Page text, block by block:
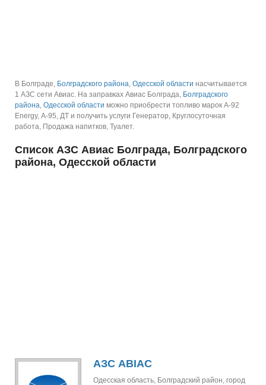
В Болграде, Болградского района, Одесской области насчитывается
1 АЗС сети Авиас. На заправках Авиас Болграда, Болградского
района, Одесской области можно приобрести топливо марок А-92
Energy, А-95, ДТ и получить услуги Генератор, Круглосуточная
работа, Продажа напитков, Туалет.
Список АЗС Авиас Болграда, Болградского
района, Одесской области
АЗС АВІАС
Одесская область, Болградский район, город